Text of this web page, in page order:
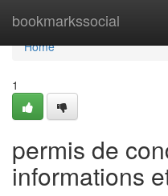
bookmarkssocial
Home
Home
1
permis de
informations